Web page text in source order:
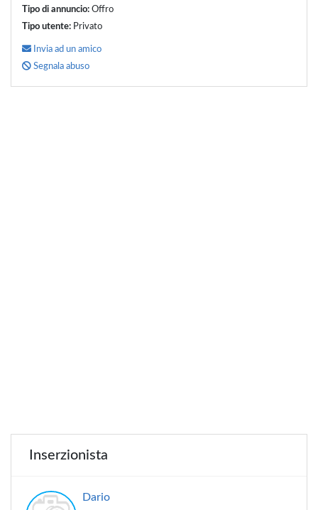
Tipo di annuncio: Offro
Tipo utente: Privato
Invia ad un amico
Segnala abuso
Inserzionista
Dario